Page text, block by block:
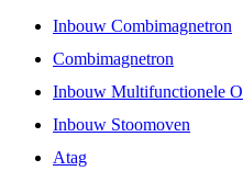
Inbouw Combimagnetron
Combimagnetron
Inbouw Multifunctionele
Inbouw Stoomoven
Atag